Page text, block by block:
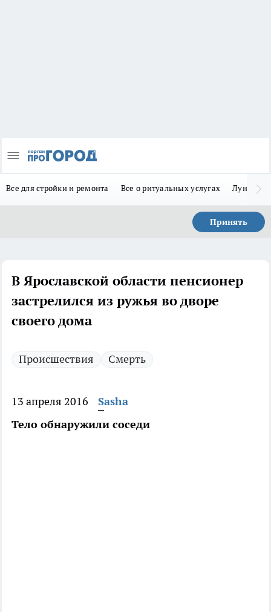
Все для стройки и ремонта Все о ритуальных услугах Лунно-
Принять
В Ярославской области пенсионер
застрелился из ружья во дворе
своего дома
Происшествия Смерть
13 апреля 2016
Sasha
Тело обнаружили соседи